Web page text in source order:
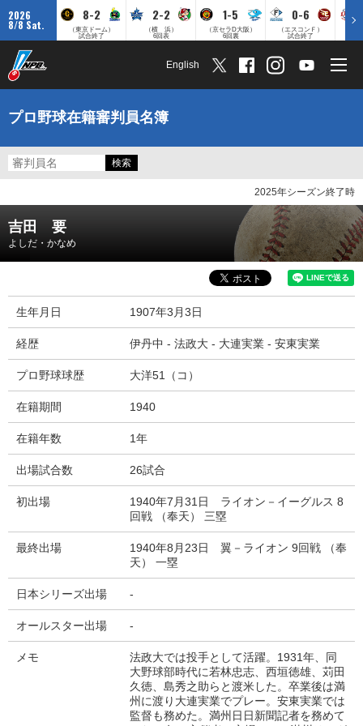
2026
8/8 Sat.
8-2
（東京ドーム）
試合終了
2-2
（横 浜）
6回表
1-5
（京セラD大阪）
6回裏
0-6
（エスコンＦ）
試合終了
English
プロ野球在籍審判員名簿
2025年シーズン終了時
吉田 要
よしだ・かなめ
生年月日 1907年3月3日
経歴 伊丹中 - 法政大 - 大連実業 - 安東実業
プロ野球球歴 大洋51（コ）
在籍期間 1940
在籍年数 1年
出場試合数 26試合
初出場
1940年7月31日 ライオン－イーグルス 8
回戦 （奉天） 三塁
最終出場
1940年8月23日 翼－ライオン 9回戦 （奉
天） 一塁
日本シリーズ出場 -
オールスター出場 -
メモ
法政大では投手として活躍。1931年、同
大野球部時代に若林忠志、西垣徳雄、苅田
久徳、島秀之助らと渡米した。卒業後は満
州に渡り大連実業でプレー。安東実業では
監督も務めた。満州日日新聞記者を務めて